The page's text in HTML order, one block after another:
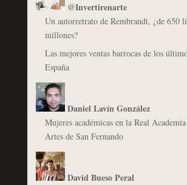
@Invertirenarte
Un autorretrato de Rembrandt, ¿de 650
millones?
Las mejores ventas barrocas de los
España
Daniel Lavín González
Mujeres académicas en la Real
Artes de San Fernando
David Bueso Peral